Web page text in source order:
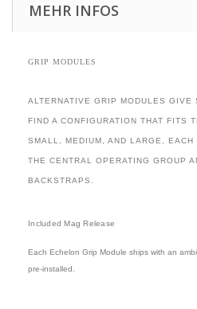
MEHR INFOS
GRIP MODULES
ALTERNATIVE GRIP MODULES GIVE
FIND A CONFIGURATION THAT FITS
SMALL, MEDIUM, AND LARGE, EACH
THE CENTRAL OPERATING GROUP
BACKSTRAPS.
Included Mag Release
Each Echelon Grip Module ships with an
pre-installed.